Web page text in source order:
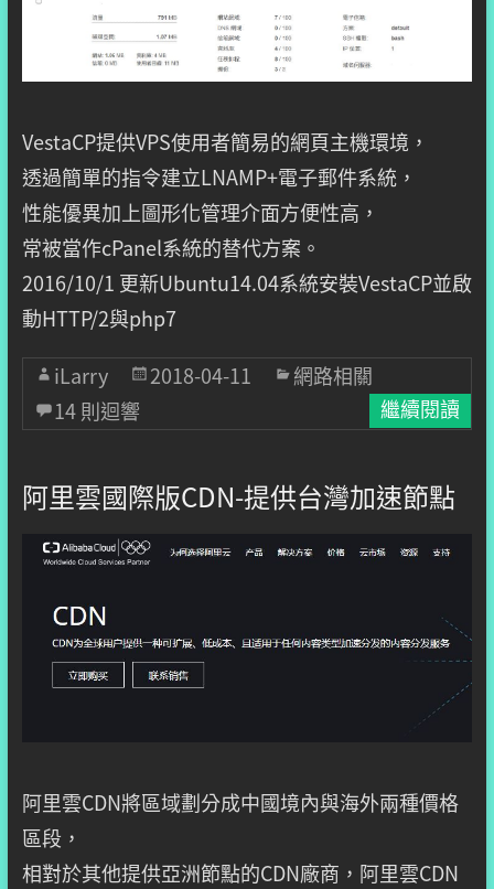
VestaCP提供VPS使用者簡易的網頁主機環境，
透過簡單的指令建立LNAMP+電子郵件系統，
性能優異加上圖形化管理介面方便性高，
常被當作cPanel系統的替代方案。
2016/10/1 更新Ubuntu14.04系統安裝VestaCP並啟
動HTTP/2與php7
iLarry
2018-04-11
網路相關
14 則迴響
繼續閱讀
阿里雲國際版CDN-提供台灣加速節點
阿里雲CDN將區域劃分成中國境內與海外兩種價格
區段，
相對於其他提供亞洲節點的CDN廠商，阿里雲CDN